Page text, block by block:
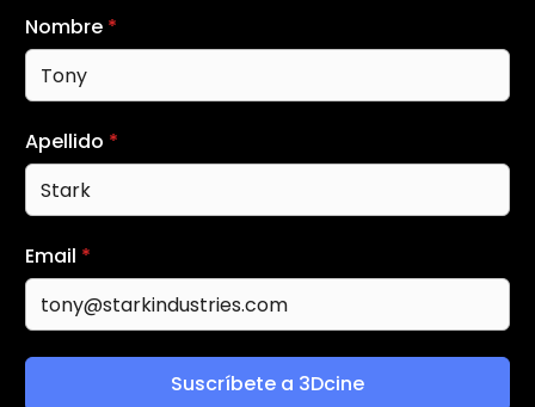
Nombre *
Apellido *
Email *
Suscríbete a 3Dcine